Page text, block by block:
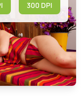
300 DPI